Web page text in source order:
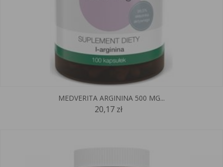
MEDVERITA ARGININA 500 MG...
20,17 zł